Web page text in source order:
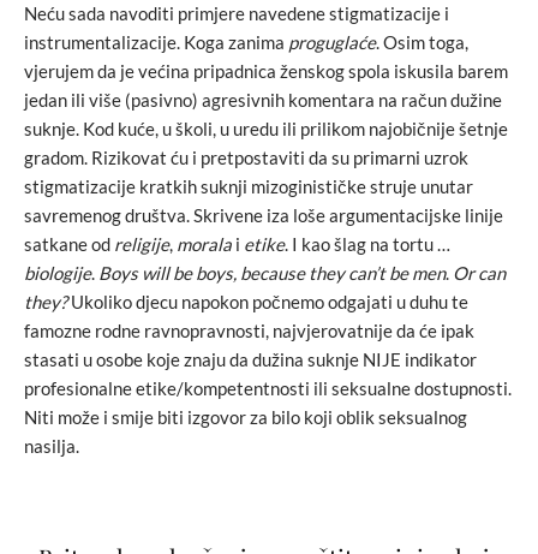
Neću sada navoditi primjere navedene stigmatizacije i
instrumentalizacije. Koga zanima proguglaće. Osim toga,
vjerujem da je većina pripadnica ženskog spola iskusila barem
jedan ili više (pasivno) agresivnih komentara na račun dužine
suknje. Kod kuće, u školi, u uredu ili prilikom najobičnije šetnje
gradom. Rizikovat ću i pretpostaviti da su primarni uzrok
stigmatizacije kratkih suknji mizoginističke struje unutar
savremenog društva. Skrivene iza loše argumentacijske linije
satkane od religije, morala i etike. I kao šlag na tortu …
biologije. Boys will be boys, because they can’t be men. Or can
they?Ukoliko djecu napokon počnemo odgajati u duhu te
famozne rodne ravnopravnosti, najvjerovatnije da će ipak
stasati u osobe koje znaju da dužina suknje NIJE indikator
profesionalne etike/kompetentnosti ili seksualne dostupnosti.
Niti može i smije biti izgovor za bilo koji oblik seksualnog
nasilja.